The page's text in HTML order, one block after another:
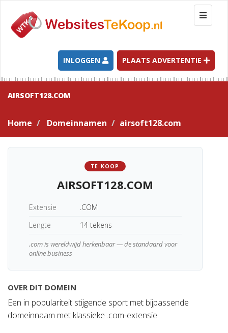
T
o
g
l
e
n
a
t
INLOGGEN PLAATS ADVERTENTIE
AIRSOFT128.COM
Home Domeinnamen airsoft128.com
TE KOOP
AIRSOFT128.COM
Extensie
.COM
Lengte
14 tekens
.com is wereldwijd herkenbaar — de standaard voor
online business
OVER DIT DOMEIN
Een in populariteit stijgende sport met bijpassende
domeinnaam met klassieke .com-extensie.